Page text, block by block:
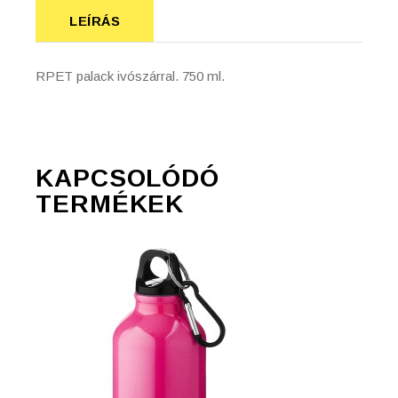
LEÍRÁS
RPET palack ivószárral. 750 ml.
KAPCSOLÓDÓ
TERMÉKEK